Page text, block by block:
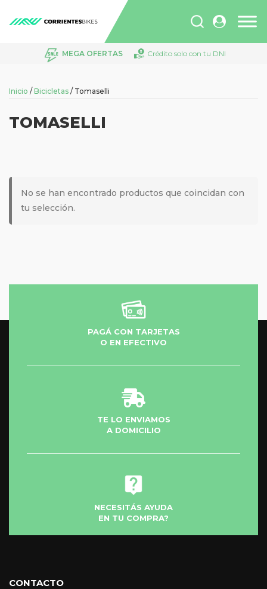
Búsqueda
de
MEGA OFERTAS Crédito solo con tu DNI
Inicio / Bicicletas / Tomaselli
TOMASELLI
No se han encontrado productos que coincidan con
tu selección.
PAGÁ CON TARJETAS
O EN EFECTIVO
TE LO ENVIAMOS
A DOMICILIO
NECESITÁS AYUDA
EN TU COMPRA?
CONTACTO